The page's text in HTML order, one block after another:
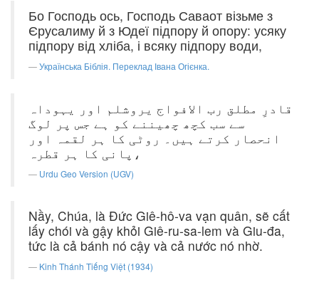
Бо Господь ось, Господь Саваот візьме з
Єрусалиму й з Юдеї підпору й опору: усяку
підпору від хліба, і всяку підпору води,
Українська Біблія. Переклад Івана Огієнка.
قادرِ مطلق رب الافواج یروشلم اور یہوداہ
سے سب کچھ چھیننے کو ہے جس پر لوگ
انحصار کرتے ہیں۔ روٹی کا ہر لقمہ اور
پانی کا ہر قطرہ،
Urdu Geo Version (UGV)
Nầy, Chúa, là Ðức Giê-hô-va vạn quân, sẽ cất
lấy chói và gậy khỏi Giê-ru-sa-lem và Giu-đa,
tức là cả bánh nó cậy và cả nước nó nhờ.
Kinh Thánh Tiếng Việt (1934)